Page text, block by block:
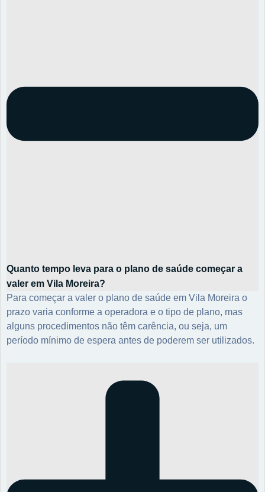
Quanto tempo leva para o plano de saúde começar a
valer em Vila Moreira?
Para começar a valer o plano de saúde em Vila Moreira o
prazo varia conforme a operadora e o tipo de plano, mas
alguns procedimentos não têm carência, ou seja, um
período mínimo de espera antes de poderem ser utilizados.